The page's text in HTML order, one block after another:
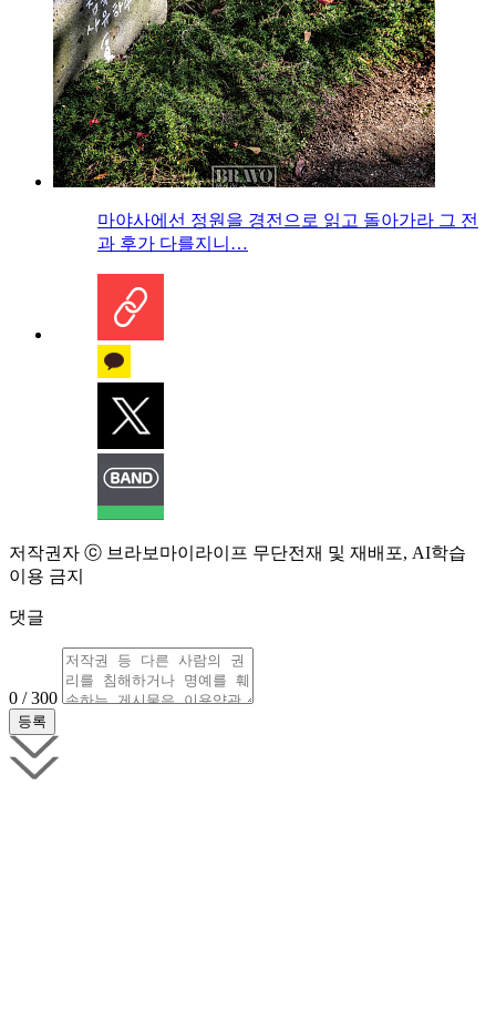
마야사에선 정원을 경전으로 읽고 돌아가라 그 전
과 후가 다를지니…
저작권자 ⓒ 브라보마이라이프 무단전재 및 재배포, AI학습
이용 금지
댓글
0 / 300